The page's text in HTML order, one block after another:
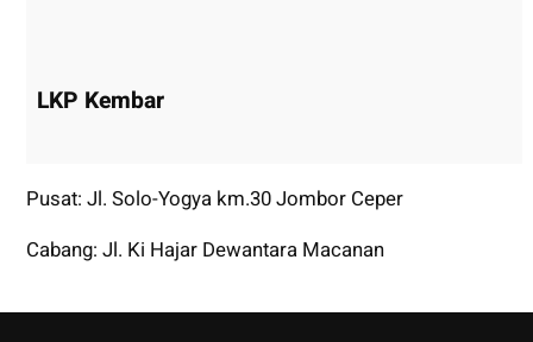
LKP Kembar
Pusat: Jl. Solo-Yogya km.30 Jombor Ceper
Cabang: Jl. Ki Hajar Dewantara Macanan